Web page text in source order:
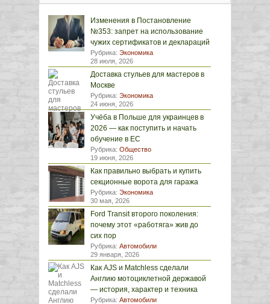
Изменения в Постановление
№353: запрет на использование
чужих сертификатов и деклараций
Рубрика: Экономика
28 июля, 2026
Доставка стульев для мастеров в
Москве
Рубрика: Экономика
24 июня, 2026
Учёба в Польше для украинцев в
2026 — как поступить и начать
обучение в ЕС
Рубрика: Общество
19 июня, 2026
Как правильно выбрать и купить
секционные ворота для гаража
Рубрика: Экономика
30 мая, 2026
Ford Transit второго поколения:
почему этот «работяга» жив до
сих пор
Рубрика: Автомобили
29 января, 2026
Как AJS и Matchless сделали
Англию мотоциклетной державой
— история, характер и техника
Рубрика: Автомобили